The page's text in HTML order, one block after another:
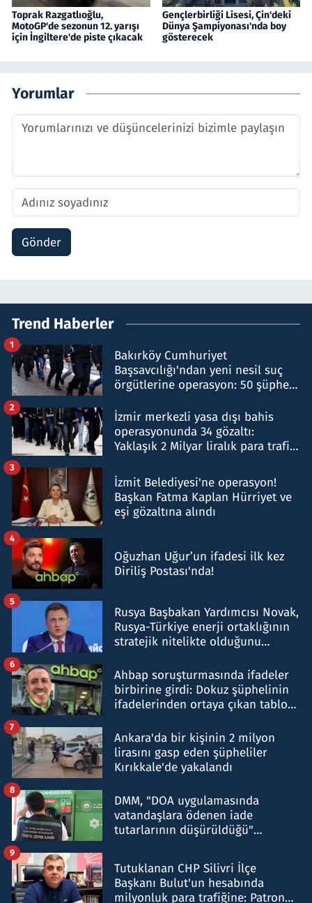
Toprak Razgatlıoğlu,
MotoGP'de sezonun 12. yarışı
için İngiltere'de piste çıkacak
Gençlerbirliği Lisesi, Çin'deki
Dünya Şampiyonası'nda boy
gösterecek
Yorumlar
Gönder
Trend Haberler
Bakırköy Cumhuriyet
Başsavcılığı'ndan yeni nesil suç
örgütlerine operasyon: 50 şüpheli
1
İzmir merkezli yasa dışı bahis
operasyonunda 34 gözaltı:
Yaklaşık 2 Milyar liralık para trafiği
2
İzmit Belediyesi'ne operasyon!
Başkan Fatma Kaplan Hürriyet ve
eşi gözaltına alındı
3
Oğuzhan Uğur’un ifadesi ilk kez
Diriliş Postası'nda!
4
Rusya Başbakan Yardımcısı Novak,
Rusya-Türkiye enerji ortaklığının
stratejik nitelikte olduğunu
5
Ahbap soruşturmasında ifadeler
birbirine girdi: Dokuz şüphelinin
ifadelerinden ortaya çıkan tablo
6
Ankara'da bir kişinin 2 milyon
lirasını gasp eden şüpheliler
Kırıkkale'de yakalandı
7
DMM, "DOA uygulamasında
vatandaşlara ödenen iade
tutarlarının düşürüldüğü"
8
Tutuklanan CHP Silivri İlçe
Başkanı Bulut'un hesabında
milyonluk para trafiğine: Patron
9